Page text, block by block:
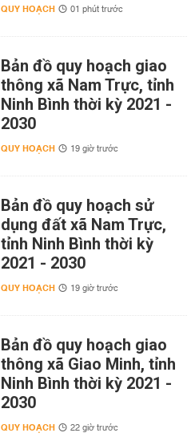
QUY HOẠCH 01 phút trước
Bản đồ quy hoạch giao
thông xã Nam Trực, tỉnh
Ninh Bình thời kỳ 2021 -
2030
QUY HOẠCH 19 giờ trước
Bản đồ quy hoạch sử
dụng đất xã Nam Trực,
tỉnh Ninh Bình thời kỳ
2021 - 2030
QUY HOẠCH 19 giờ trước
Bản đồ quy hoạch giao
thông xã Giao Minh, tỉnh
Ninh Bình thời kỳ 2021 -
2030
QUY HOẠCH 22 giờ trước